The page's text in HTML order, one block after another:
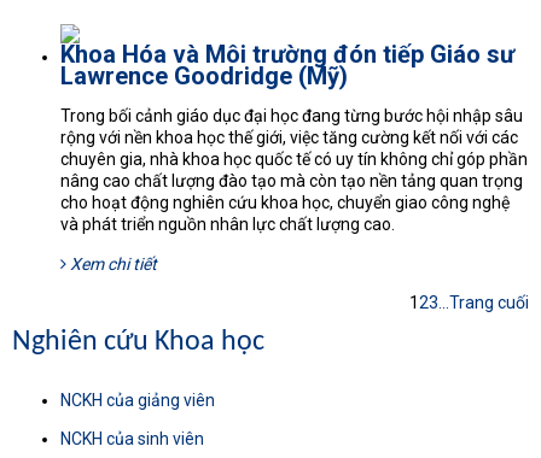
Khoa Hóa và Môi trường đón tiếp Giáo sư
Lawrence Goodridge (Mỹ)
Trong bối cảnh giáo dục đại học đang từng bước hội nhập sâu
rộng với nền khoa học thế giới, việc tăng cường kết nối với các
chuyên gia, nhà khoa học quốc tế có uy tín không chỉ góp phần
nâng cao chất lượng đào tạo mà còn tạo nền tảng quan trọng
cho hoạt động nghiên cứu khoa học, chuyển giao công nghệ
và phát triển nguồn nhân lực chất lượng cao.
Xem chi tiết
123 Trang cuối
Nghiên cứu Khoa học
NCKH của giảng viên
NCKH của sinh viên